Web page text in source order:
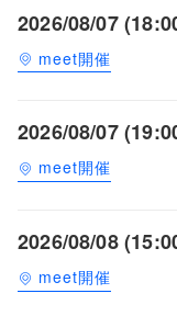
2026/08/07
meet開催
2026/08/07
meet開催
2026/08/08
meet開催